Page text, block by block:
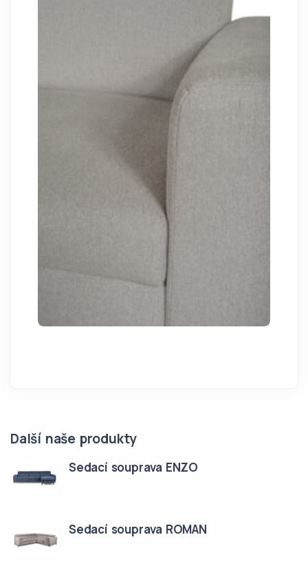
Další naše produkty
Sedací souprava ENZO
Sedací souprava ROMAN